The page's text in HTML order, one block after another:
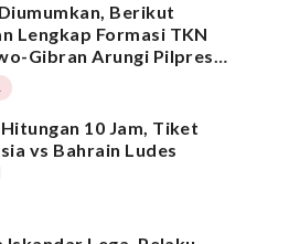
Berikut
Lengkap Formasi TKN
Gibran Arungi Pilpres
Ridwan Kamil hingga
Wahid
10 Jam, Tiket
vs Bahrain Ludes